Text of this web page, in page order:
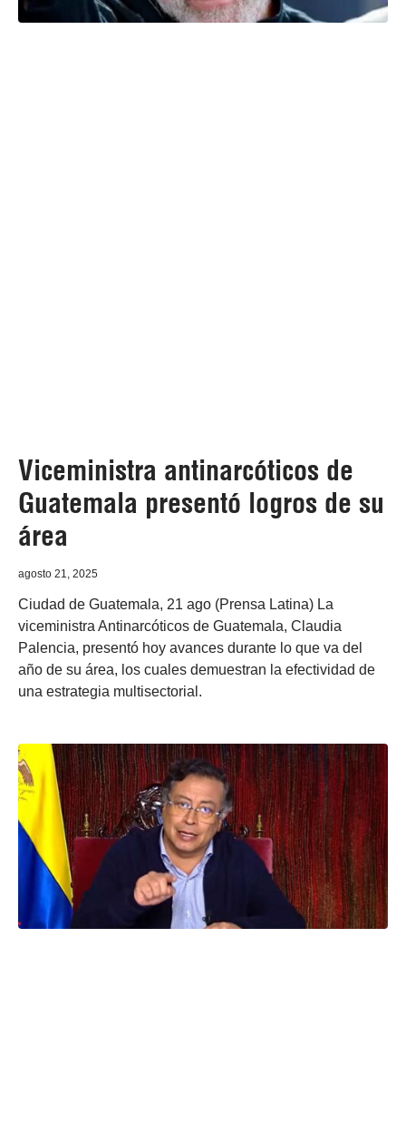
Viceministra antinarcóticos de
Guatemala presentó logros de su
área
agosto 21, 2025
Ciudad de Guatemala, 21 ago (Prensa Latina) La
viceministra Antinarcóticos de Guatemala, Claudia
Palencia, presentó hoy avances durante lo que va del
año de su área, los cuales demuestran la efectividad de
una estrategia multisectorial.